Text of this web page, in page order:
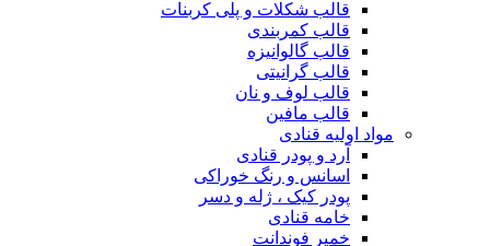
قالب شکلات و پلی کربنات
قالب کمربندی
قالب گالوانیزه
قالب گرانیتی
قالب لوف و نان
قالب مافین
مواد اولیه قنادی
آرد و پودر قنادی
اسانس و رنگ خوراکی
پودر کیک ، ژله و دسر
خامه قنادی
خمیر فوندانت